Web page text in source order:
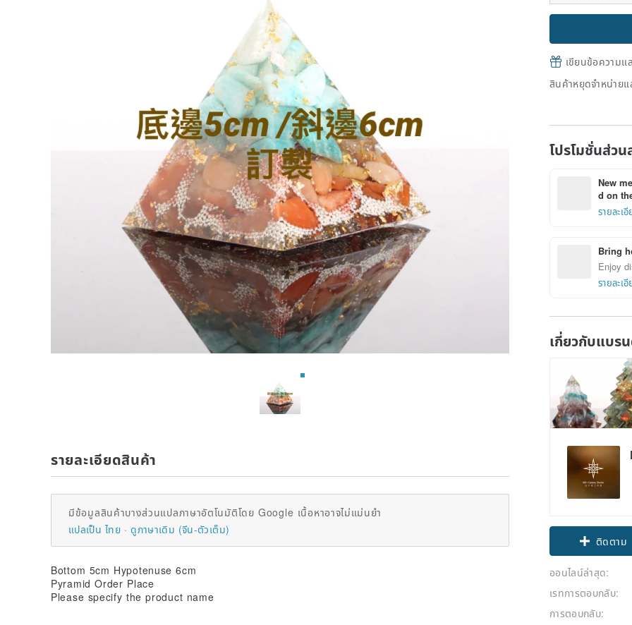
เขียนข้อความ
สินค้าหยุดจำหน่าย
โปรโมชั่นส่ว
New
d on
รายละเ
Bring
Enjoy
รายละเ
เกี่ยวกับแบร
ติดตาม
ออนไลน์ล่าสุด:
เรทการตอบกลับ:
การตอบกลับ:
รายละเอียดสินค้า
มีข้อมูลสินค้าบางส่วนแปลภาษาอัตโนมัติโดย Google เนื้อหาอาจไม่แม่นยำ
แปลเป็น ไทย
ดูภาษาเดิม (จีน-ตัวเต็ม)
Bottom 5cm Hypotenuse 6cm
Pyramid Order Place
Please specify the product name